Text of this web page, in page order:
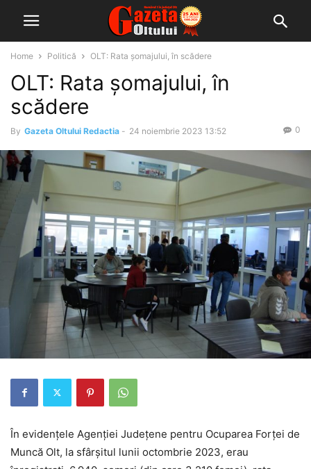
Home Politică OLT: Rata șomajului, în scădere
OLT: Rata șomajului, în
scădere
By Gazeta Oltului Redactia - 24 noiembrie 2023 13:52 0
În evidențele Agenției Județene pentru Ocuparea Forței de
Muncă Olt, la sfârșitul lunii octombrie 2023, erau